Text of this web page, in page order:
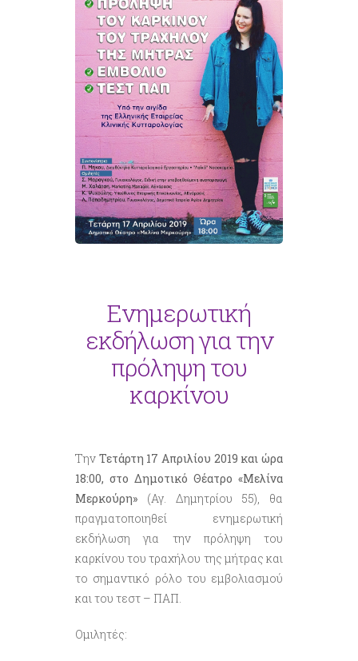
Ενημερωτική
εκδήλωση για την
πρόληψη του
καρκίνου
Την Τετάρτη 17 Απριλίου 2019 και ώρα
18:00, στο Δημοτικό Θέατρο «Μελίνα
Μερκούρη» (Αγ. Δημητρίου 55), θα
πραγματοποιηθεί ενημερωτική
εκδήλωση για την πρόληψη του
καρκίνου του τραχήλου της μήτρας και
το σημαντικό ρόλο του εμβολιασμού
και του τεστ – ΠΑΠ.
Ομιλητές: